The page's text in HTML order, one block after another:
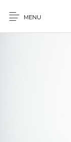
MENU